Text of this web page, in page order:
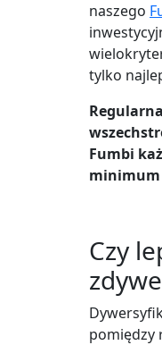
naszego
tylko
Fumbi
minimum
Czy
pomiędzy